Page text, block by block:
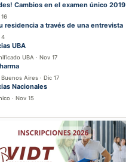
Cambios en el examen único 2019
residencia a través de una entrevista
4
UBA
UBA · Nov 17
Aires · Dic 17
Nacionales
· Nov 15